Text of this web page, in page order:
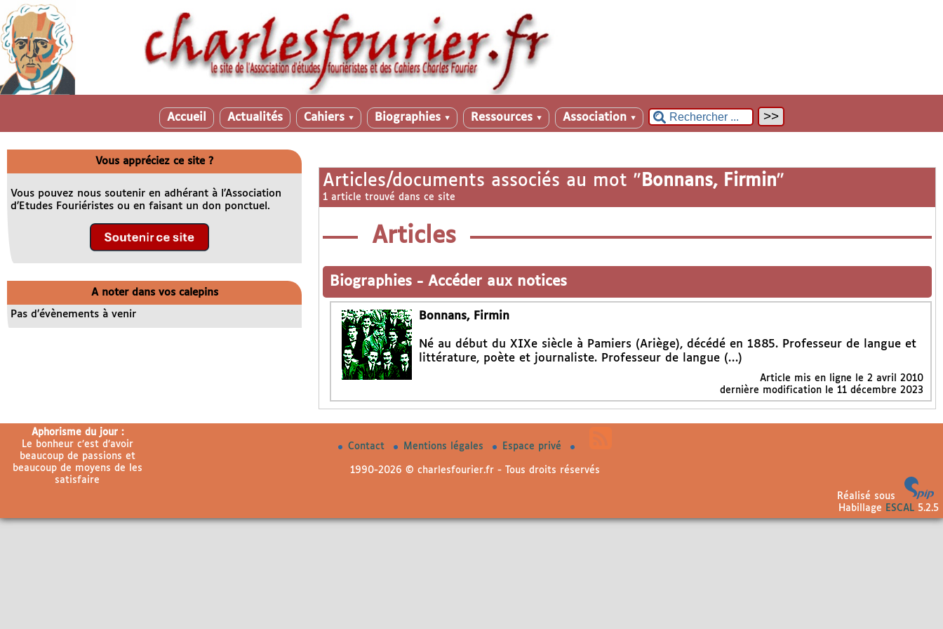
Accueil Actualités Cahiers ▼ Biographies ▼ Ressources ▼ Association ▼
Articles/documents associés au mot " Bonnans, Firmin"
1 article trouvé dans ce site
Articles
Biographies - Accéder aux notices
Bonnans, Firmin
Né au début du XIXe siècle à Pamiers (Ariège), décédé en 1885. Professeur de langue et
littérature, poète et journaliste. Professeur de langue (…)
Article mis en ligne le 2 avril 2010
dernière modification le 11 décembre 2023
Vous appréciez ce site ?
Vous pouvez nous soutenir en adhérant à l’Association
d’Etudes Fouriéristes ou en faisant un don ponctuel.
A noter dans vos calepins
Pas d’évènements à venir
Aphorisme du jour :
Le bonheur c’est d’avoir
beaucoup de passions et
beaucoup de moyens de les
satisfaire
Contact Mentions légales Espace privé
1990-2026 © charlesfourier.fr - Tous droits réservés
Réalisé sous
Habillage
ESCAL5.2.5